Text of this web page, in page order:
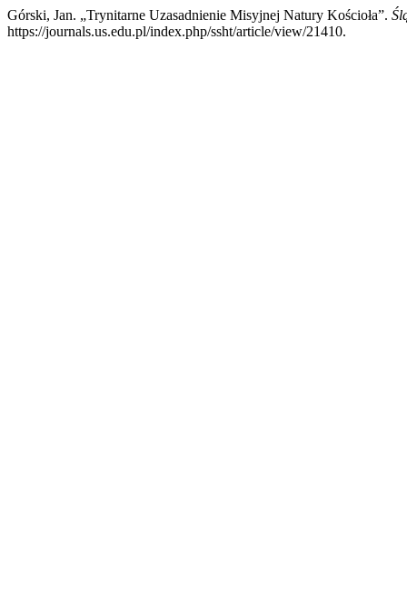
Górski, Jan. „Trynitarne Uzasadnienie Misyjnej Natury Kościoła”.
https://journals.us.edu.pl/index.php/ssht/article/view/21410.